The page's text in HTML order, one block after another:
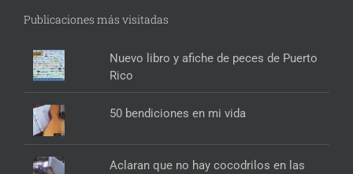
Publicaciones más visitadas
Nuevo libro y afiche de peces de Puerto
Rico
50 bendiciones en mi vida
Aclaran que no hay cocodrilos en las